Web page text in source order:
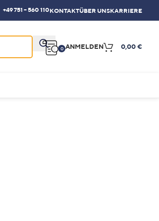
+49 751 – 560 110KONTAKTÜBER UNSKARRIERE
0 ANMELDEN 0,00 €